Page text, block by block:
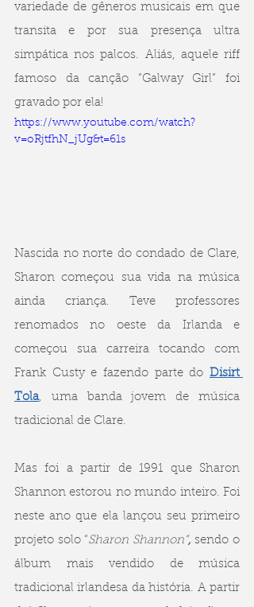
variedade de gêneros musicais em que
transita e por sua presença ultra
simpática nos palcos. Aliás, aquele riff
famoso da canção “Galway Girl” foi
gravado por ela!
https://www.youtube.com/watch?
v=oRjtfhN_jUg&t=61s
Nascida no norte do condado de Clare,
Sharon começou sua vida na música
ainda criança. Teve professores
renomados no oeste da Irlanda e
começou sua carreira tocando com
Frank Custy e fazendo parte do Disirt
Tola, uma banda jovem de música
tradicional de Clare.
Mas foi a partir de 1991 que Sharon
Shannon estorou no mundo inteiro. Foi
neste ano que ela lançou seu primeiro
projeto solo “Sharon Shannon”, sendo o
álbum mais vendido de música
tradicional irlandesa da história. A partir